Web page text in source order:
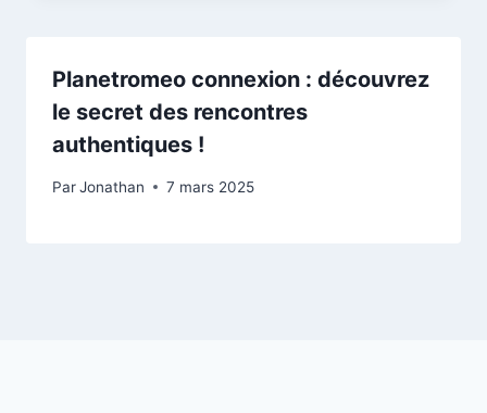
Planetromeo connexion : découvrez
le secret des rencontres
authentiques !
ParJonathan 7 mars 2025